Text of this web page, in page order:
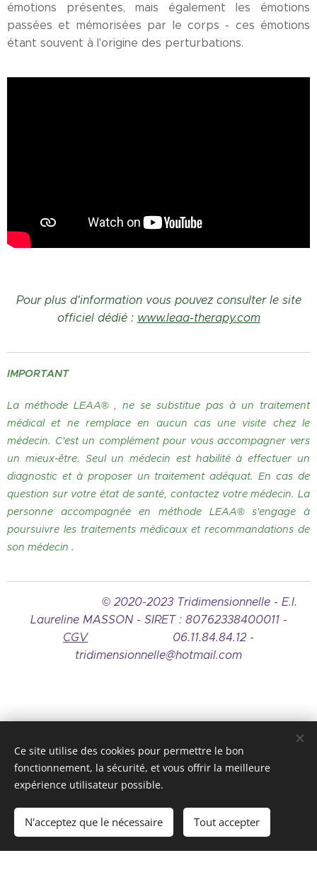
émotions présentes, mais également les émotions
passées et mémorisées par le corps - ces émotions
étant souvent à l'origine des perturbations.
Pour plus d'information vous pouvez consulter le site
officiel dédié : www.leaa-therapy.com
IMPORTANT
La méthode LEAA® , ne se substitue pas à un traitement
médical et ne remplace en aucun cas une visite chez le
médecin. C'est un complément pour vous accompagner vers
un mieux-être. Seul un médecin est habilité à effectuer un
diagnostic et à proposer un traitement adéquat. En cas de
question sur votre état de santé, contactez votre médecin. La
personne accompagnée en méthode LEAA® s'engage à
poursuivre les traitements médicaux et recommandations de
son médecin .
© 2020-2023Tridimensionnelle - E.I.
Laureline MASSON - SIRET : 80762338400011 -
CGV06.11.84.84.12 -
tridimensionnelle@hotmail.com
Laureline MASSON
Optimisé par Webnode Cookies
Ce site utilise des cookies pour permettre le bon
fonctionnement, la sécurité, et vous offrir la meilleure
expérience utilisateur possible.
N'acceptez que le nécessaire Tout accepter